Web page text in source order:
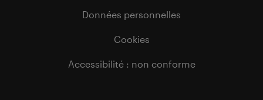
Données personnelles
Cookies
Accessibilité : non conforme